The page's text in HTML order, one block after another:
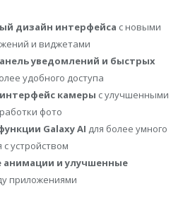
дизайн интерфейса с новыми
и виджетами
уведомлений и быстрых
удобного доступа
камеры с улучшенными
фото
Galaxy AI для более умного
устройством
анимации и улучшенные
приложениями